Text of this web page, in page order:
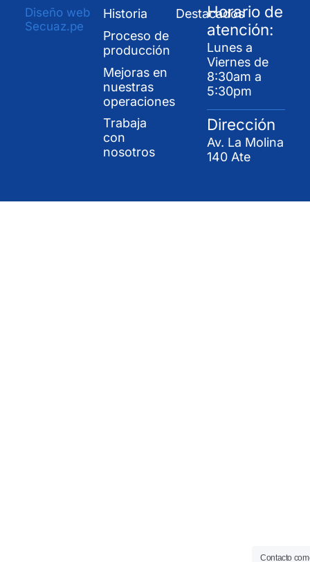
Diseño web
Secuaz.pe
Historia
Proceso de
producción
Mejoras en
nuestras
operaciones
Trabaja
con
nosotros
Destacados
Horario de
atención:
Lunes a
Viernes de
8:30am a
5:30pm
Dirección
Av. La Molina
140 Ate
Contacto